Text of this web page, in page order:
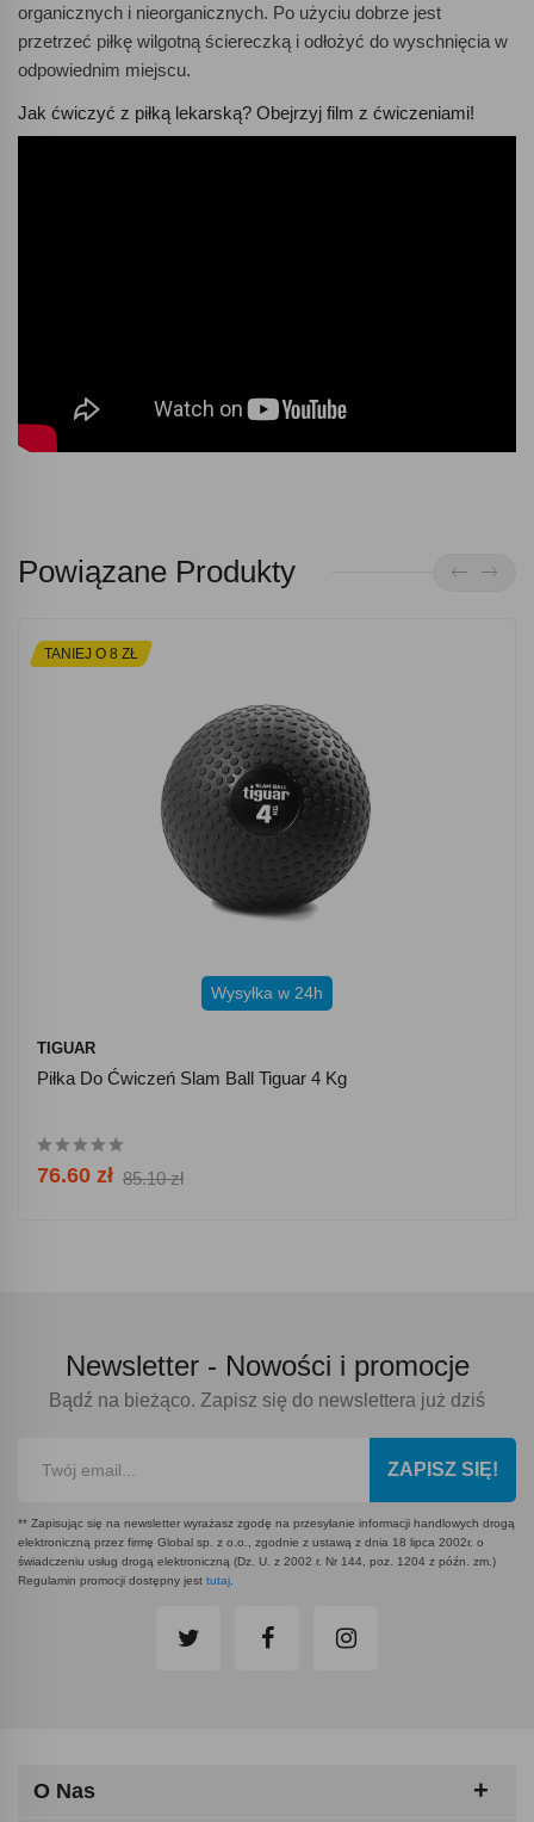
organicznych i nieorganicznych. Po użyciu dobrze jest
przetrzeć piłkę wilgotną ściereczką i odłożyć do wyschnięcia w
odpowiednim miejscu.
Jak ćwiczyć z piłką lekarską? Obejrzyj film z ćwiczeniami!
Powiązane Produkty
TANIEJ O 8 ZŁ
Wysyłka w 24h
TIGUAR
Piłka Do Ćwiczeń Slam Ball Tiguar 4 Kg
76.60 zł 85.10 zł
Newsletter - Nowości i promocje
Bądź na bieżąco. Zapisz się do newslettera już dziś
ZAPISZ SIĘ!
** Zapisując się na newsletter wyrażasz zgodę na przesyłanie informacji handlowych drogą
elektroniczną przez firmę Global sp. z o.o., zgodnie z ustawą z dnia 18 lipca 2002r. o
świadczeniu usług drogą elektroniczną (Dz. U. z 2002 r. Nr 144, poz. 1204 z późn. zm.)
Regulamin promocji dostępny jest tutaj
O Nas